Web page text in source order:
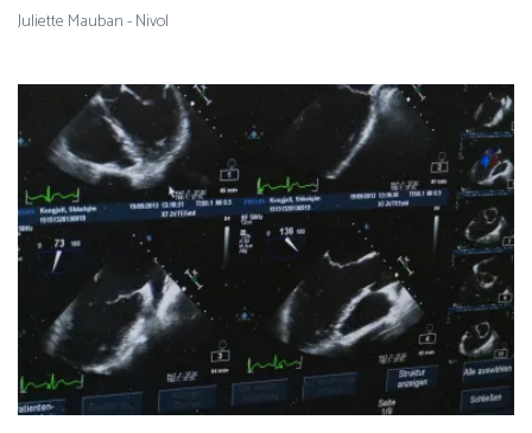
Juliette Mauban - Nivol